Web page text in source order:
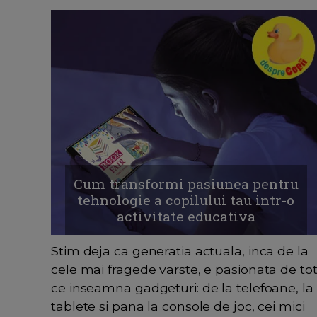
Cum transformi pasiunea pentru
tehnologie a copilului tau intr-o
activitate educativa
Stim deja ca generatia actuala, inca de la
cele mai fragede varste, e pasionata de tot
ce inseamna gadgeturi: de la telefoane, la
tablete si pana la console de joc, cei mici